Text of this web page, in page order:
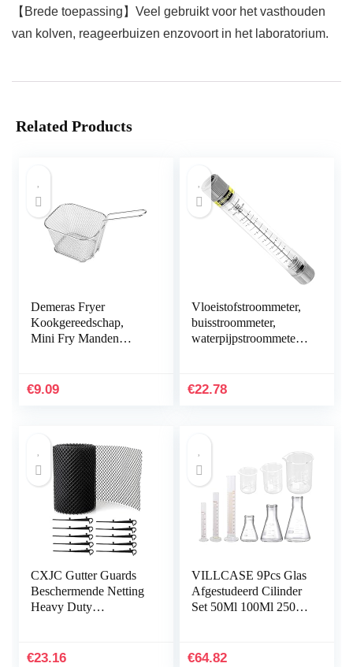
【Brede toepassing】Veel gebruikt voor het vasthouden
van kolven, reageerbuizen enzovoort in het laboratorium.
Related Products
Demeras Fryer
Kookgereedschap,
Mini Fry Manden
restaurants
€9.09
Vloeistofstroommeter,
buisstroommeter,
waterpijpstroommeter,
hardwaretools
€22.78
CXJC Gutter Guards
Beschermende Netting
Heavy Duty
Cover Plastic Drainage
€23.16
VILLCASE 9Pcs Glas
Afgestudeerd Cilinder
Set 50Ml 100Ml 250Ml
Met Erlenmeyer Set…
€64.82